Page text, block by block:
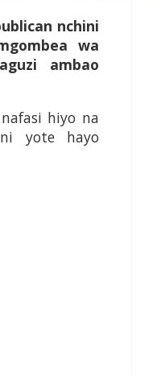
nchini
wa
ambao
hiyo na
yote hayo